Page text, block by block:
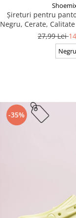
Șireturi pentru
Negru, Cerate,
x 0.3
27,99 Lei
Negru
-35%